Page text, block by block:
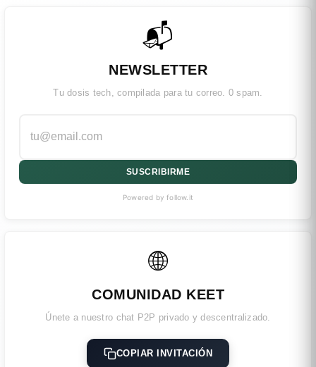
📬
NEWSLETTER
Tu dosis tech, compilada para tu correo. 0 spam.
SUSCRIBIRME
Powered by follow.it
🌐
COMUNIDAD KEET
Únete a nuestro chat P2P privado y descentralizado.
COPIAR INVITACIÓN